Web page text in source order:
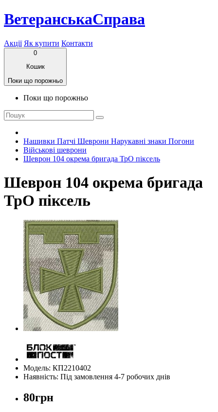
ВетеранськаСправа
Акції Як купити Контакти
0
Кошик
Поки що порожньо
Поки що порожньо
Нашивки Патчі Шеврони Нарукавні знаки Погони
Військові шеврони
Шеврон 104 окрема бригада ТрО піксель
Шеврон 104 окрема бригада
ТрО піксель
Модель: КП2210402
Наявність: Під замовлення 4-7 робочих днів
80грн